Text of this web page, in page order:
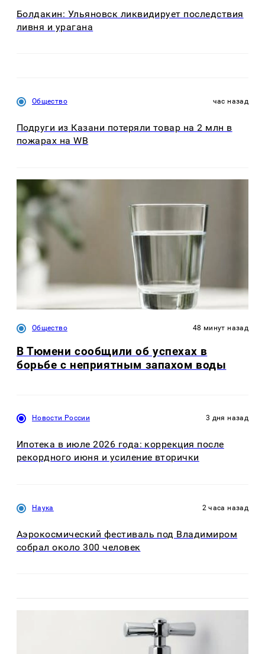
Болдакин: Ульяновск ликвидирует последствия
ливня и урагана
Общество час назад
Подруги из Казани потеряли товар на 2 млн в
пожарах на WB
Общество 48 минут назад
В Тюмени сообщили об успехах в
борьбе с неприятным запахом воды
Новости России 3 дня назад
Ипотека в июле 2026 года: коррекция после
рекордного июня и усиление вторички
Наука 2 часа назад
Аэрокосмический фестиваль под Владимиром
собрал около 300 человек